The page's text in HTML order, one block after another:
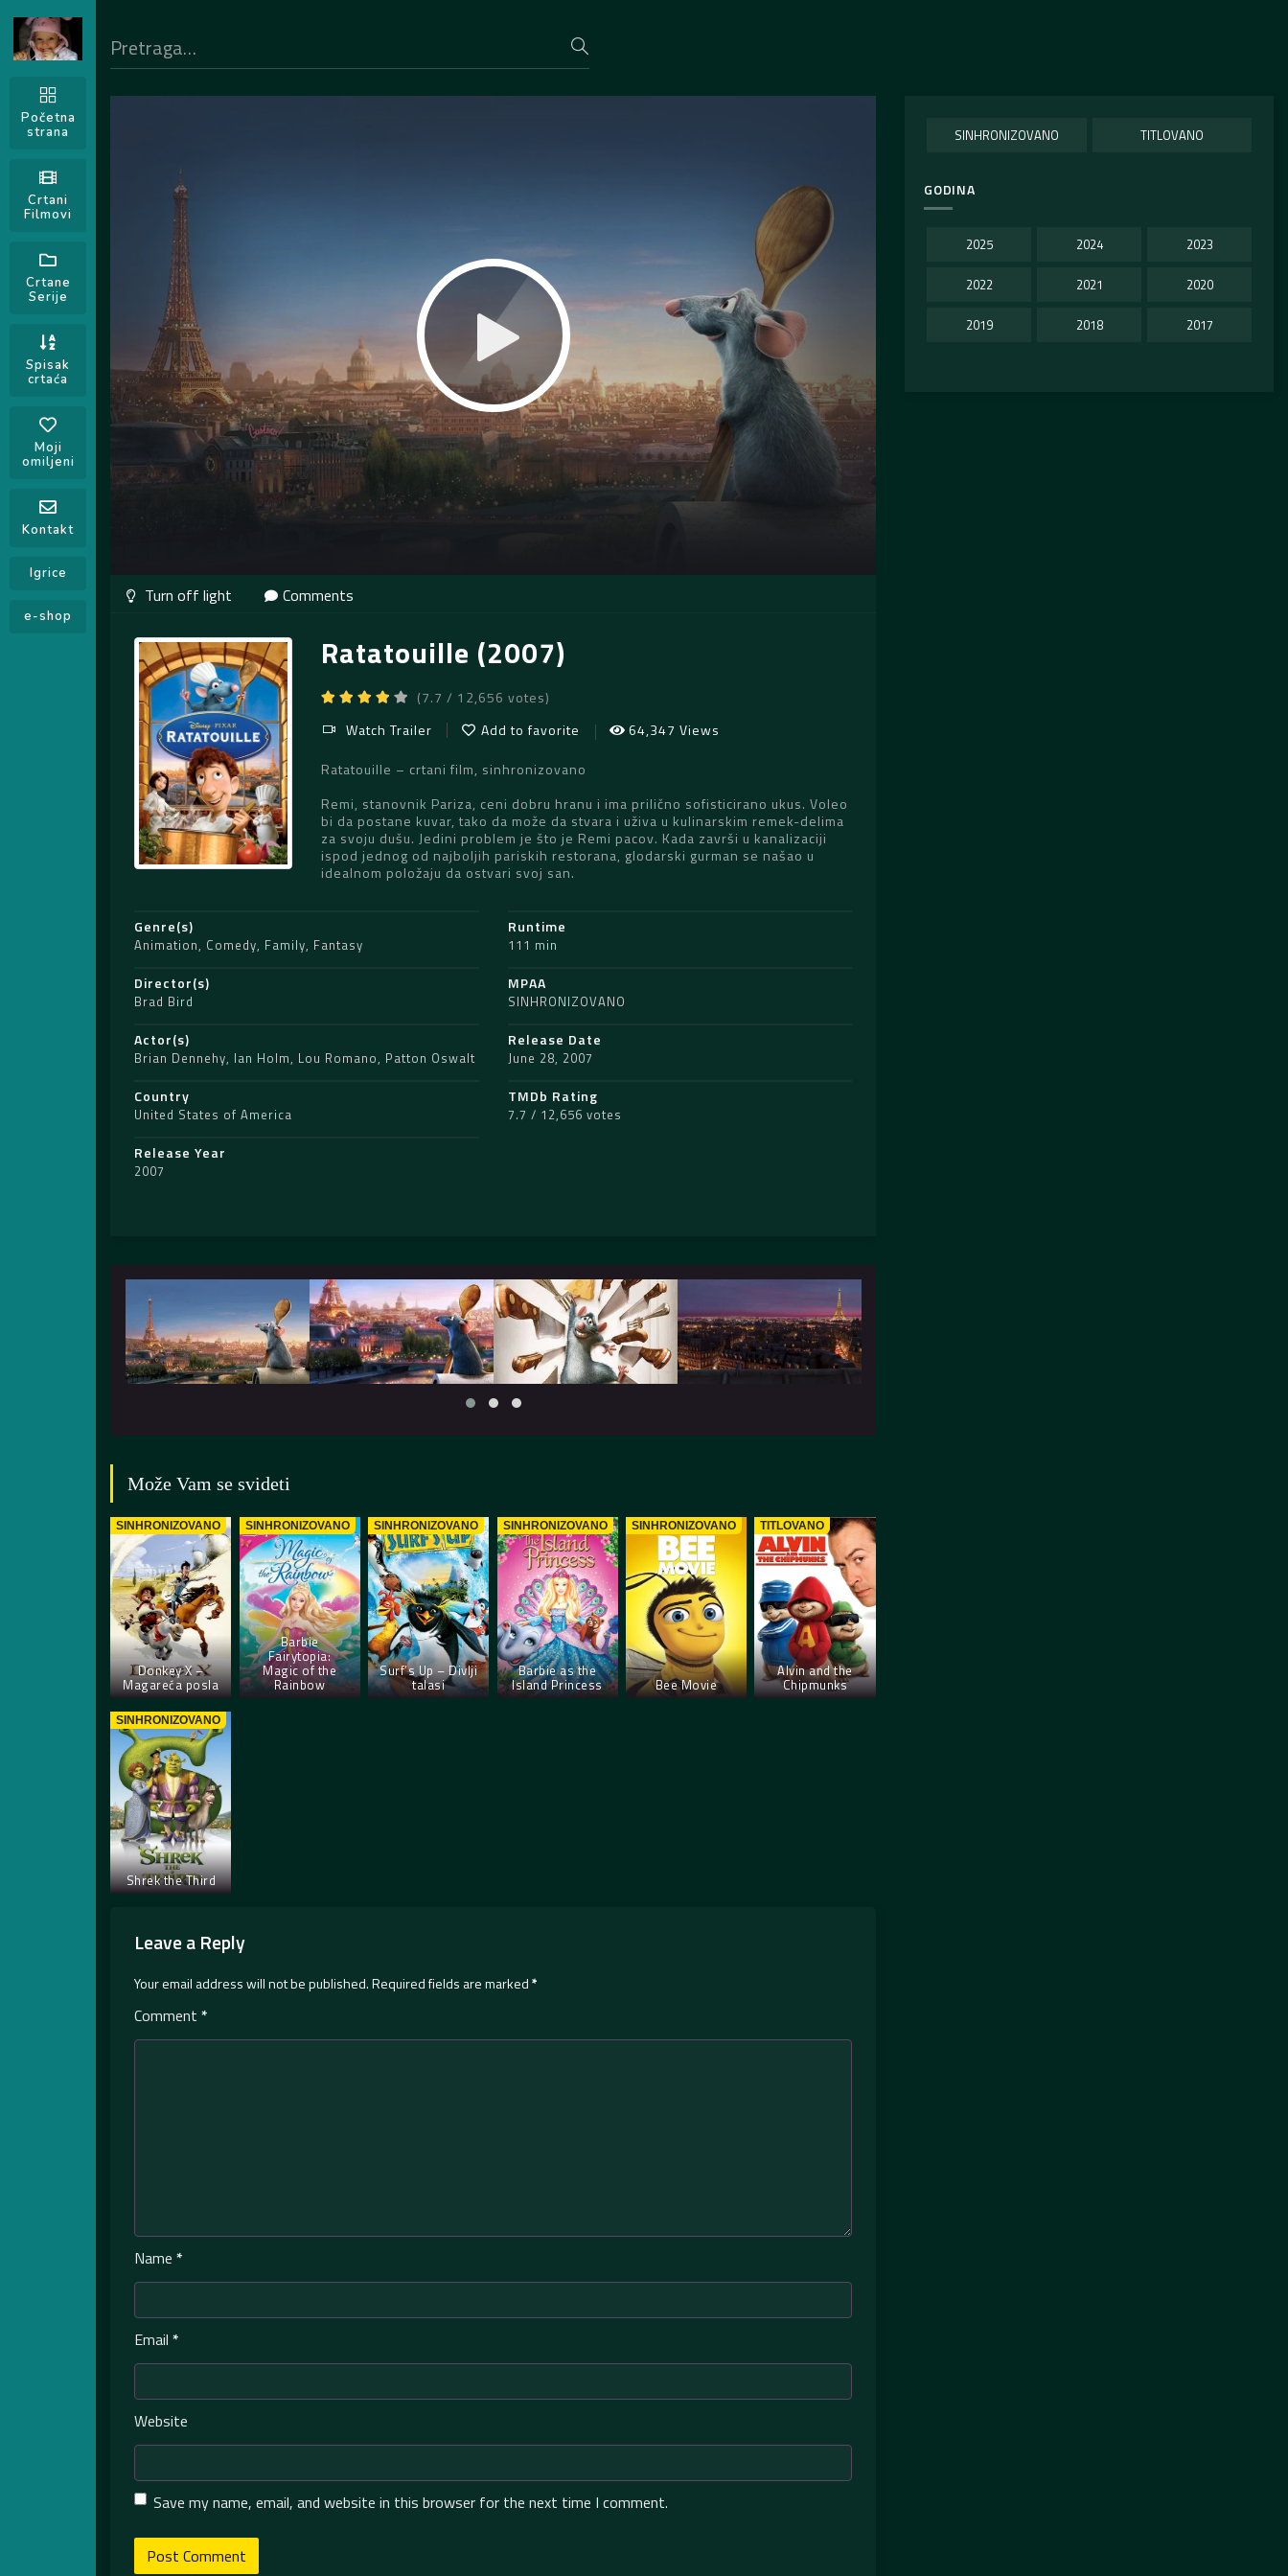
Početna
strana
Crtani
Filmovi
Crtane
Serije
Spisak
crtaća
Moji
omiljeni
Kontakt
Igrice
e-shop
Comments
Ratatouille (2007)
(7.7 / 12,656 votes)
Watch Trailer
Add to favorite
64,347 Views
Ratatouille – crtani film, sinhronizovano
Remi, stanovnik Pariza, ceni dobru hranu i ima prilično sofisticirano ukus. Voleo
bi da postane kuvar, tako da može da stvara i uživa u kulinarskim remek-delima
za svoju dušu. Jedini problem je što je Remi pacov. Kada završi u kanalizaciji
ispod jednog od najboljih pariskih restorana, glodarski gurman se našao u
idealnom položaju da ostvari svoj san.
Genre(s)
Animation, Comedy, Family, Fantasy
Director(s)
Brad Bird
Actor(s)
Brian Dennehy, Ian Holm, Lou Romano, Patton Oswalt
Country
United States of America
Release Year
2007
Runtime
111 min
MPAA
SINHRONIZOVANO
Release Date
June 28, 2007
TMDb Rating
7.7 / 12,656 votes
Može Vam se svideti
SINHRONIZOVANO
Donkey X –
Magareća posla
SINHRONIZOVANO
Barbie
Fairytopia:
Magic of the
Rainbow
SINHRONIZOVANO
Surf’s Up – Divlji
talasi
SINHRONIZOVANO
Barbie as the
Island Princess
SINHRONIZOVANO
Bee Movie
TITLOVANO
Alvin and the
Chipmunks
SINHRONIZOVANO
Shrek the Third
Leave a Reply
Your email address will not be published.Required fields are marked*
Comment *
Name *
Email *
Website
Save my name, email, and website in this browser for the next time I comment.
SINHRONIZOVANO TITLOVANO
GODINA
2025 2024 2023
2022 2021 2020
2019 2018 2017